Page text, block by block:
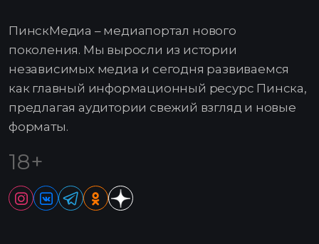
ПинскМедиа – медиапортал нового
поколения. Мы выросли из истории
независимых медиа и сегодня развиваемся
как главный информационный ресурс Пинска,
предлагая аудитории свежий взгляд и новые
форматы.
18+